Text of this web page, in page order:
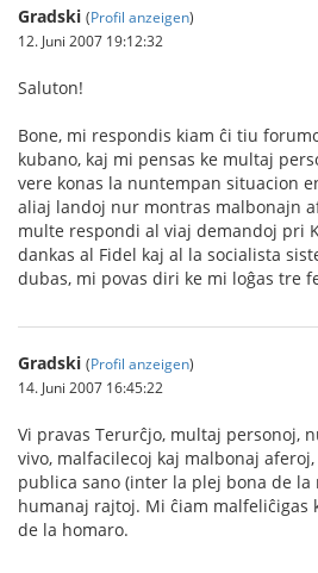
Gradski (Profil anzeigen)
12. Juni 2007 19:12:32
Saluton!
Bone, mi respondis kiam ĉi tiu
kubano, kaj mi pensas ke multaj
vere konas la nuntempan situacion
aliaj landoj nur montras malbonajn
multe respondi al viaj demandoj pri
dankas al Fidel kaj al la socialista
dubas, mi povas diri ke mi loĝas tre
Gradski (Profil anzeigen)
14. Juni 2007 16:45:22
Vi pravas Terurĉjo, multaj personoj,
vivo, malfacilecoj kaj malbonaj
publica sano (inter la plej bona de la
humanaj rajtoj. Mi ĉiam malfeliĉigas
de la homaro.